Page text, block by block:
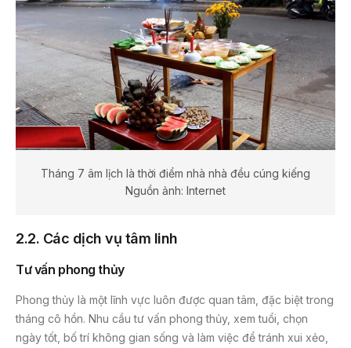
Tháng 7 âm lịch là thời điểm nhà nhà đều cúng kiếng
Nguồn ảnh: Internet
2.2. Các dịch vụ tâm linh
Tư vấn phong thủy
Phong thủy là một lĩnh vực luôn được quan tâm, đặc biệt trong
tháng cô hồn. Nhu cầu tư vấn phong thủy, xem tuổi, chọn
ngày tốt, bố trí không gian sống và làm việc để tránh xui xẻo,